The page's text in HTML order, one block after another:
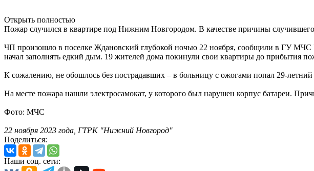
Открыть полностью
Пожар случился в квартире под Нижним Новгородом. В качестве причины
ЧП произошло в поселке Ждановский глубокой ночью 22 ноября, сообщили в ГУ
начал заполнять едкий дым. 19 жителей дома покинули свои квартиры до прибытия
К сожалению, не обошлось без пострадавших – в больницу с ожогами попал 29-летний
На месте пожара нашли электросамокат, у которого был нарушен корпус батареи.
Фото: МЧС
22 ноября 2023 года, ГТРК "Нижний Новгород"
Поделиться:
Наши соц. сети: